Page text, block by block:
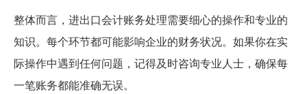
整体而言，进出口会计账务处理需要细心的操作和专业的
知识。每个环节都可能影响企业的财务状况。如果你在实
际操作中遇到任何问题，记得及时咨询专业人士，确保每
一笔账务都能准确无误。